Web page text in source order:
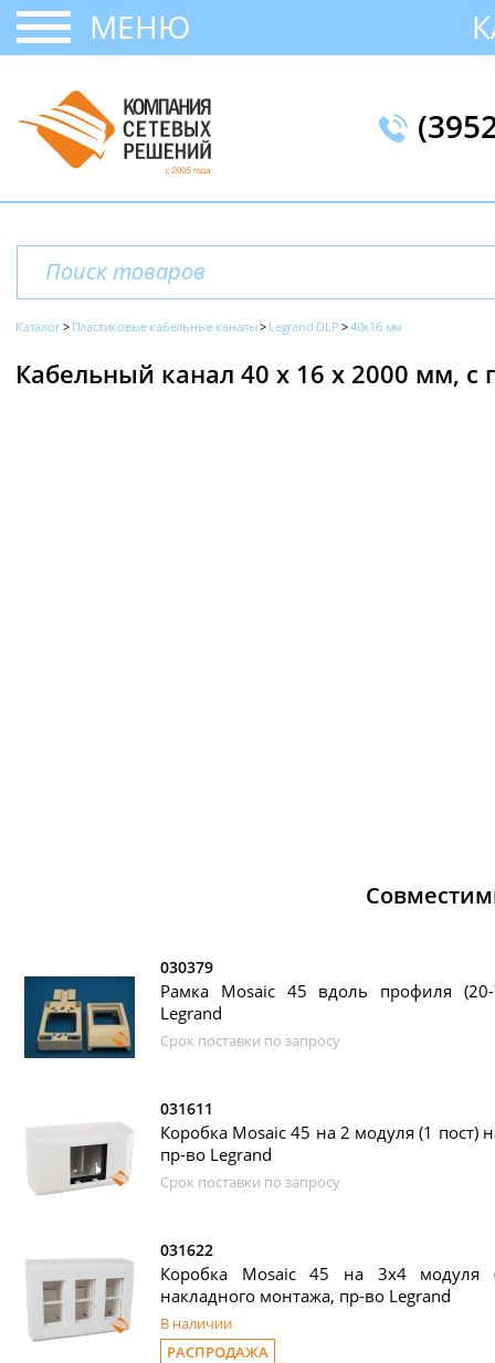
МЕНЮ
Каталог Пластиковые кабельные каналы Legrand DLP 40x16 мм
Кабельный канал 40 х 16 x 2000 мм, с
030379
Рамка Mosaic 45 вдоль профиля
Legrand
Срок поставки по запросу
031611
Коробка Mosaic 45 на 2 модуля (1 пост)
пр-во Legrand
Срок поставки по запросу
031622
Коробка Mosaic 45 на 3х4 модуля
накладного монтажа, пр-во Legrand
В наличии
РАСПРОДАЖА